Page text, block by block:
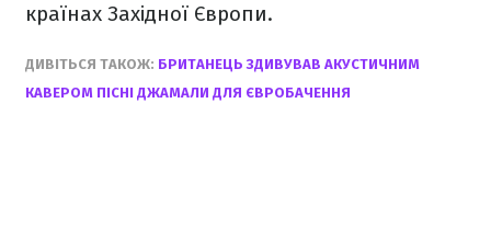
країнах Західної Європи.
ДИВІТЬСЯ ТАКОЖ: БРИТАНЕЦЬ ЗДИВУВАВ АКУСТИЧНИМ
КАВЕРОМ ПІСНІ ДЖАМАЛИ ДЛЯ ЄВРОБАЧЕННЯ